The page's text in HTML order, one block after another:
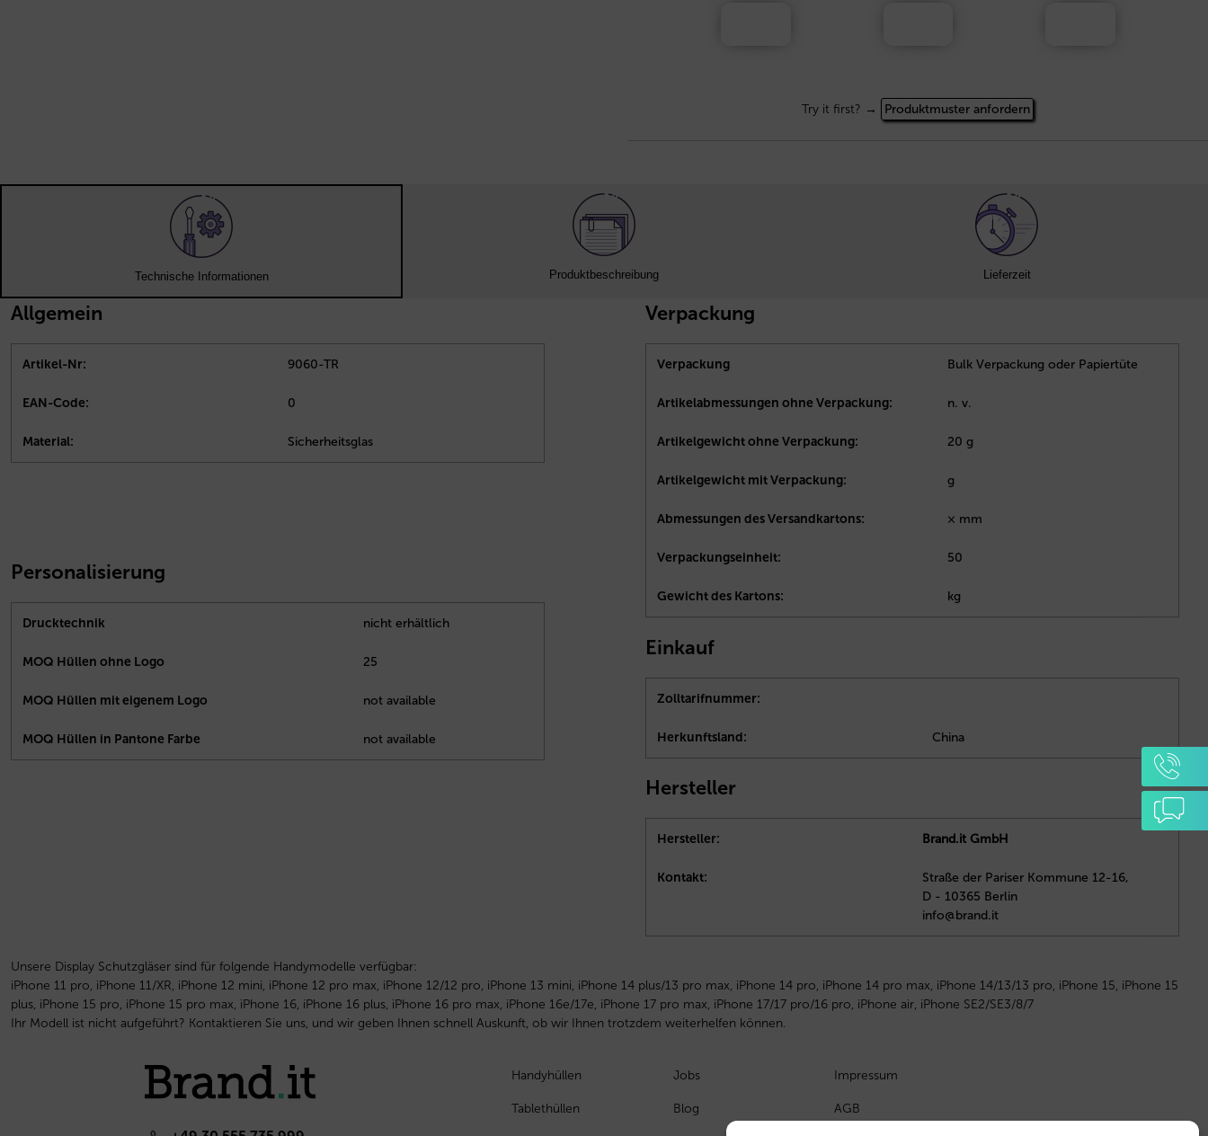
Try it first? → Produktmuster anfordern
Technische Informationen Produktbeschreibung Lieferzeit
Allgemein
Artikel-Nr: 9060-TR
EAN-Code: 0
Material: Sicherheitsglas
Verpackung
Verpackung Bulk Verpackung oder Papiertüte
Artikelabmessungen ohne Verpackung: n. v.
Artikelgewicht ohne Verpackung: 20 g
Artikelgewicht mit Verpackung: g
Abmessungen des Versandkartons: × mm
Verpackungseinheit: 50
Gewicht des Kartons: kg
Personalisierung
Drucktechnik nicht erhältlich
MOQ Hüllen ohne Logo 25
MOQ Hüllen mit eigenem Logo not available
MOQ Hüllen in Pantone Farbe not available
Einkauf
Zolltarifnummer:
Herkunftsland: China
Hersteller
Hersteller: Brand.it GmbH
Kontakt:
Straße der Pariser Kommune 12-16,
D - 10365 Berlin
info@brand.it
Unsere Display Schutzgläser sind für folgende Handymodelle verfügbar:
iPhone 11 pro, iPhone 11/XR, iPhone 12 mini, iPhone 12 pro max, iPhone 12/12 pro, iPhone 13 mini, iPhone 14 plus/13 pro max, iPhone 14 pro, iPhone 14 pro max, iPhone 14/13/13 pro, iPhone 15, iPhone 15
plus, iPhone 15 pro, iPhone 15 pro max, iPhone 16, iPhone 16 plus, iPhone 16 pro max, iPhone 16e/17e, iPhone 17 pro max, iPhone 17/17 pro/16 pro, iPhone air, iPhone SE2/SE3/8/7
Ihr Modell ist nicht aufgeführt? Kontaktieren Sie uns, und wir geben Ihnen schnell Auskunft, ob wir Ihnen trotzdem weiterhelfen können.
Handyhüllen
Tablethüllen
Jobs
Blog
Impressum
AGB